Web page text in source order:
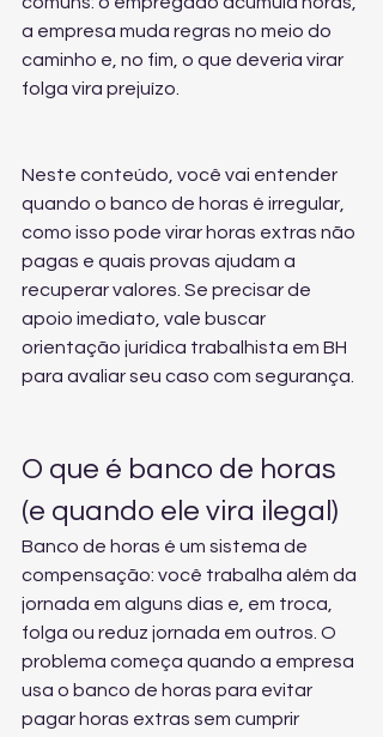
a empresa muda regras no meio do
caminho e, no fim, o que deveria virar
folga vira prejuízo.
Neste conteúdo, você vai entender
quando o banco de horas é irregular,
como isso pode virar horas extras não
pagas e quais provas ajudam a
recuperar valores. Se precisar de
apoio imediato, vale buscar
orientação jurídica trabalhista em BH
para avaliar seu caso com segurança.
O que é banco de horas
(e quando ele vira ilegal)
Banco de horas é um sistema de
compensação: você trabalha além da
jornada em alguns dias e, em troca,
folga ou reduz jornada em outros. O
problema começa quando a empresa
usa o banco de horas para evitar
pagar horas extras sem cumprir